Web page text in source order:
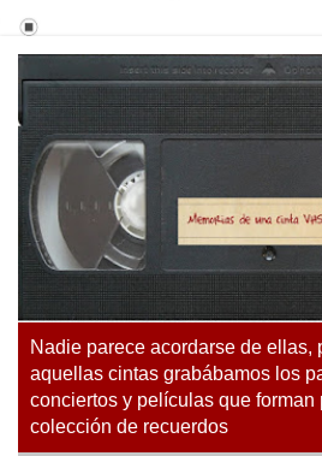
Nadie parece acordarse de ellas,
aquellas cintas grabábamos los
conciertos y películas que forman
colección de recuerdos